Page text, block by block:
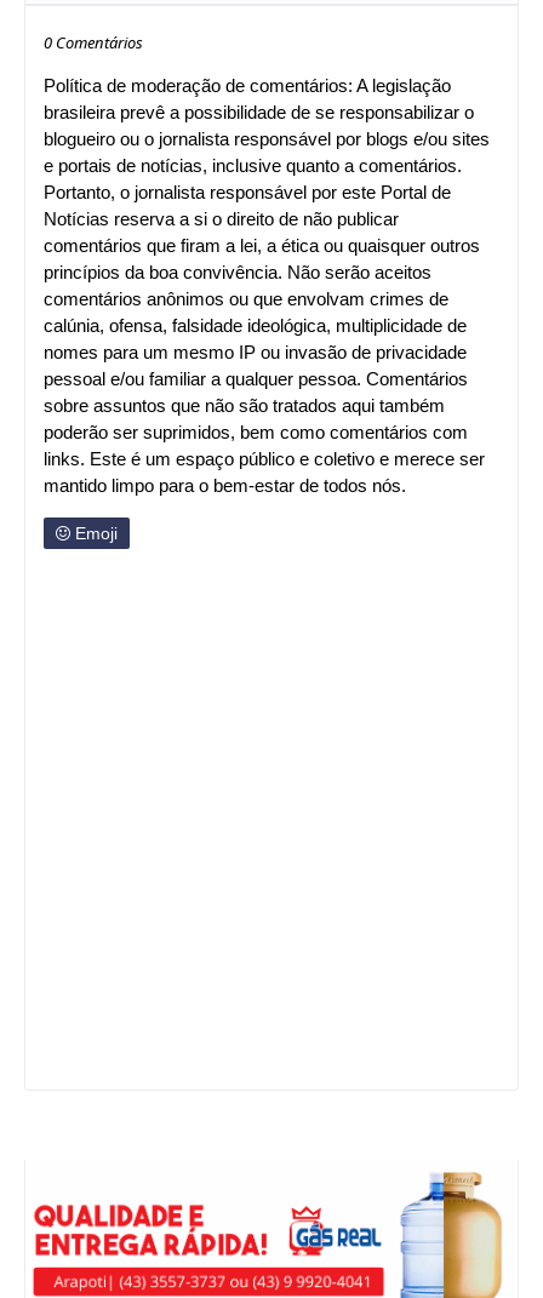
0 Comentários
Política de moderação de comentários: A legislação
brasileira prevê a possibilidade de se responsabilizar o
blogueiro ou o jornalista responsável por blogs e/ou sites
e portais de notícias, inclusive quanto a comentários.
Portanto, o jornalista responsável por este Portal de
Notícias reserva a si o direito de não publicar
comentários que firam a lei, a ética ou quaisquer outros
princípios da boa convivência. Não serão aceitos
comentários anônimos ou que envolvam crimes de
calúnia, ofensa, falsidade ideológica, multiplicidade de
nomes para um mesmo IP ou invasão de privacidade
pessoal e/ou familiar a qualquer pessoa. Comentários
sobre assuntos que não são tratados aqui também
poderão ser suprimidos, bem como comentários com
links. Este é um espaço público e coletivo e merece ser
mantido limpo para o bem-estar de todos nós.
Emoji